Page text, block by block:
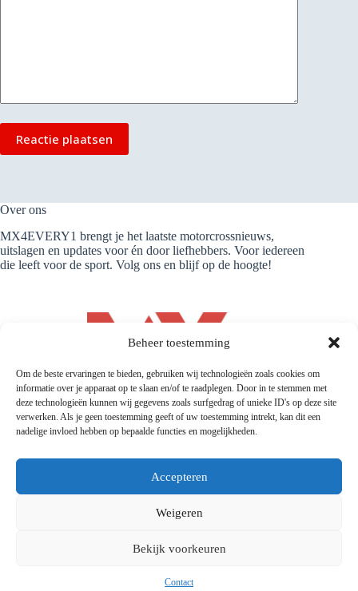
Beheer toestemming
Om de beste ervaringen te bieden, gebruiken wij technologieën zoals cookies om
informatie over je apparaat op te slaan en/of te raadplegen. Door in te stemmen met
deze technologieën kunnen wij gegevens zoals surfgedrag of unieke ID's op deze site
verwerken. Als je geen toestemming geeft of uw toestemming intrekt, kan dit een
nadelige invloed hebben op bepaalde functies en mogelijkheden.
Accepteren
Weigeren
Bekijk voorkeuren
Contact
Reactie plaatsen
Over ons
MX4EVERY1 brengt je het laatste motorcrossnieuws,
uitslagen en updates voor én door liefhebbers. Voor iedereen
die leeft voor de sport. Volg ons en blijf op de hoogte!
| Designed and Developed by